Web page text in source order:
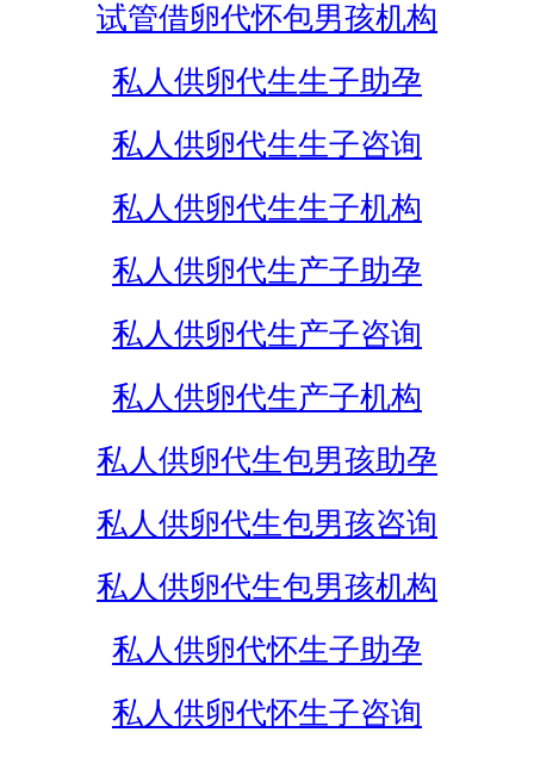
试管借卵代怀包男孩机构
私人供卵代生生子助孕
私人供卵代生生子咨询
私人供卵代生生子机构
私人供卵代生产子助孕
私人供卵代生产子咨询
私人供卵代生产子机构
私人供卵代生包男孩助孕
私人供卵代生包男孩咨询
私人供卵代生包男孩机构
私人供卵代怀生子助孕
私人供卵代怀生子咨询